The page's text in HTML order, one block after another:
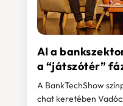
AI a
a “játszótér”
A BankTechShow
chat keretében